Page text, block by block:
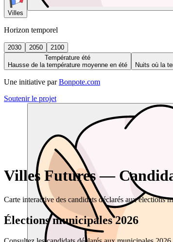
Villes
Horizon temporel
2030 2050
2100
Température été
Hausse de la température moyenne en été
Nuits où la
Une initiative par Bonpote.com
Soutenir le projet
Villes Futures —
Carte interactive des candidats déclarés aux élections
Élections municipales 2026